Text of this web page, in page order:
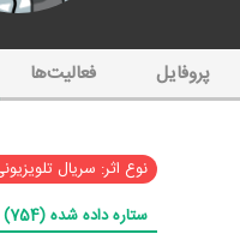
پروفایل فعالیت‌ها
نوع اثر: سریال
ستاره داده شده (754)